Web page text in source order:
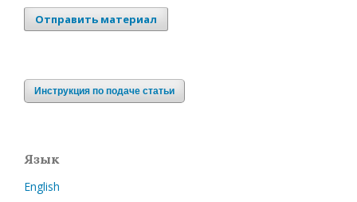
Отправить материал
Инструкция по подаче статьи
Язык
English